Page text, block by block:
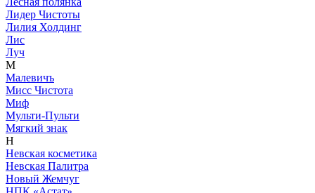
Лидер Чистоты
Лилия Холдинг
Лис
Луч
М
Малевичъ
Мисс Чистота
Миф
Мульти-Пульти
Мягкий знак
Н
Невская косметика
Невская Палитра
Новый Жемчуг